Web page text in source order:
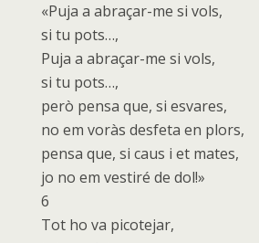
«Puja a abraçar-me si vols,
si tu pots…,
Puja a abraçar-me si vols,
si tu pots…,
però pensa que, si esvares,
no em voràs desfeta en plors,
pensa que, si caus i et mates,
jo no em vestiré de dol!»
6
Tot ho va picotejar,